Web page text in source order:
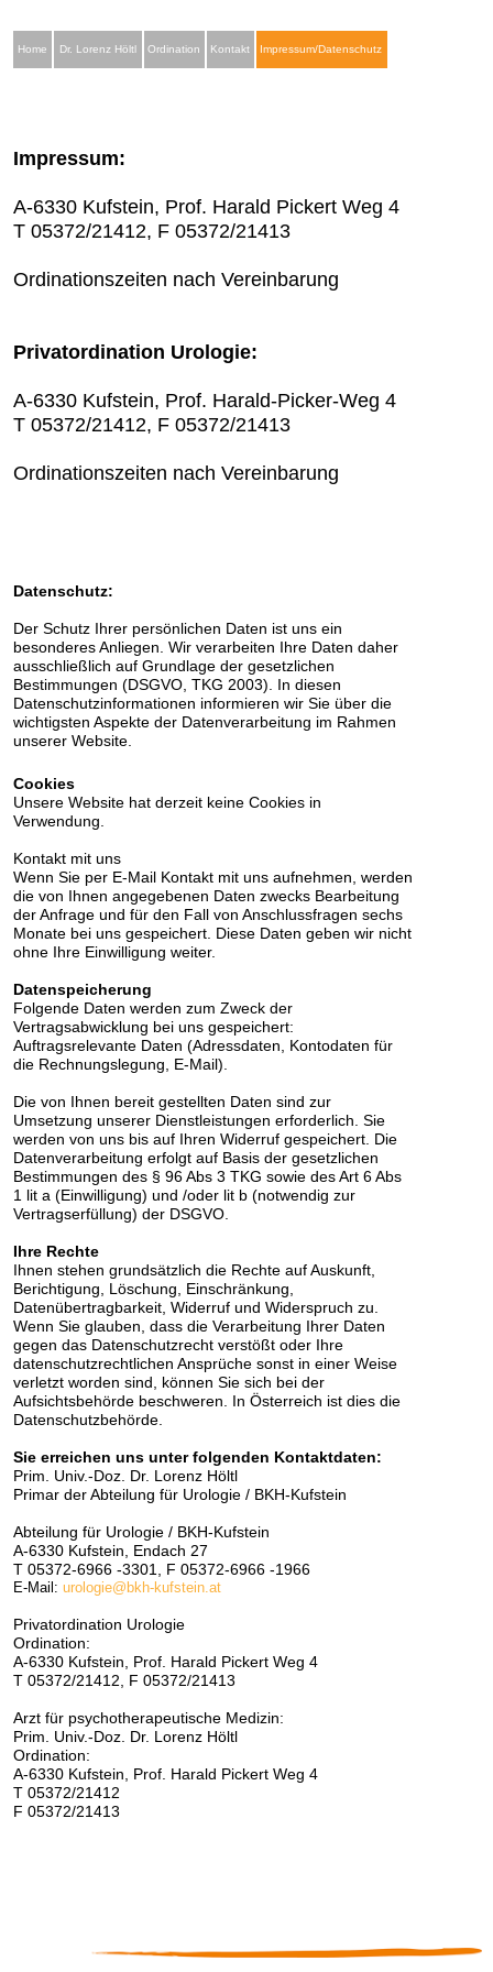
Home Dr. Lorenz Höltl Ordination Kontakt Impressum/Datenschutz
Impressum:
A-6330 Kufstein, Prof. Harald Pickert Weg 4
T 05372/21412, F 05372/21413
Ordinationszeiten nach Vereinbarung
Privatordination Urologie:
A-6330 Kufstein, Prof. Harald-Picker-Weg 4
T 05372/21412, F 05372/21413
Ordinationszeiten nach Vereinbarung
Datenschutz:
Der Schutz Ihrer persönlichen Daten ist uns ein
besonderes Anliegen. Wir verarbeiten Ihre Daten daher
ausschließlich auf Grundlage der gesetzlichen
Bestimmungen (DSGVO, TKG 2003). In diesen
Datenschutzinformationen informieren wir Sie über die
wichtigsten Aspekte der Datenverarbeitung im Rahmen
unserer Website.
Cookies
Unsere Website hat derzeit keine Cookies in
Verwendung.
Kontakt mit uns
Wenn Sie per E-Mail Kontakt mit uns aufnehmen, werden
die von Ihnen angegebenen Daten zwecks Bearbeitung
der Anfrage und für den Fall von Anschlussfragen sechs
Monate bei uns gespeichert. Diese Daten geben wir nicht
ohne Ihre Einwilligung weiter.
Datenspeicherung
Folgende Daten werden zum Zweck der
Vertragsabwicklung bei uns gespeichert:
Auftragsrelevante Daten (Adressdaten, Kontodaten für
die Rechnungslegung, E-Mail).
Die von Ihnen bereit gestellten Daten sind zur
Umsetzung unserer Dienstleistungen erforderlich. Sie
werden von uns bis auf Ihren Widerruf gespeichert. Die
Datenverarbeitung erfolgt auf Basis der gesetzlichen
Bestimmungen des § 96 Abs 3 TKG sowie des Art 6 Abs
1 lit a (Einwilligung) und /oder lit b (notwendig zur
Vertragserfüllung) der DSGVO.
Ihre Rechte
Ihnen stehen grundsätzlich die Rechte auf Auskunft,
Berichtigung, Löschung, Einschränkung,
Datenübertragbarkeit, Widerruf und Widerspruch zu.
Wenn Sie glauben, dass die Verarbeitung Ihrer Daten
gegen das Datenschutzrecht verstößt oder Ihre
datenschutzrechtlichen Ansprüche sonst in einer Weise
verletzt worden sind, können Sie sich bei der
Aufsichtsbehörde beschweren. In Österreich ist dies die
Datenschutzbehörde.
Sie erreichen uns unter folgenden Kontaktdaten:
Prim. Univ.-Doz. Dr. Lorenz Höltl
Primar der Abteilung für Urologie / BKH-Kufstein
Abteilung für Urologie / BKH-Kufstein
A-6330 Kufstein, Endach 27
T 05372-6966 -3301, F 05372-6966 -1966
E-Mail: urologie@bkh-kufstein.at
Privatordination Urologie
Ordination:
A-6330 Kufstein, Prof. Harald Pickert Weg 4
T 05372/21412, F 05372/21413
Arzt für psychotherapeutische Medizin:
Prim. Univ.-Doz. Dr. Lorenz Höltl
Ordination:
A-6330 Kufstein, Prof. Harald Pickert Weg 4
T 05372/21412
F 05372/21413